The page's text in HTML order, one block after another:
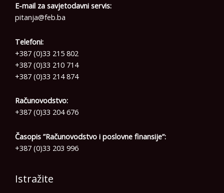
E-mail za savjetodavni servis:
pitanja@feb.ba
Telefoni:
+387 (0)33 215 802
+387 (0)33 210 714
+387 (0)33 214 874
Računovodstvo:
+387 (0)33 204 676
Časopis ”Računovodstvo i poslovne finansije”:
+387 (0)33 203 996
Istražite